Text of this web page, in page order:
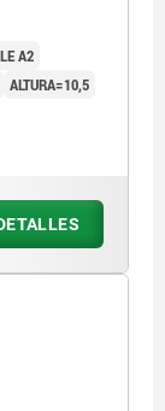
A2
ALTURA=10,5